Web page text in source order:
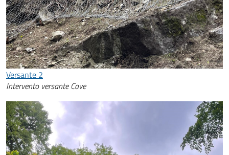
Versante 2
Intervento versante Cave